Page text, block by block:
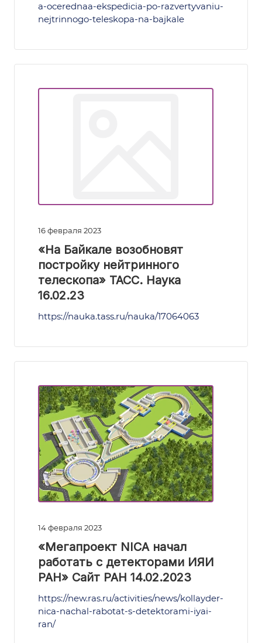
a-ocerednaa-ekspedicia-po-razvertyvaniu-
nejtrinnogo-teleskopa-na-bajkale
16 февраля 2023
«На Байкале возобновят
постройку нейтринного
телескопа» ТАСС. Наука
16.02.23
https://nauka.tass.ru/nauka/17064063
14 февраля 2023
«Мегапроект NICA начал
работать с детекторами ИЯИ
РАН» Сайт РАН 14.02.2023
https://new.ras.ru/activities/news/kollayder-
nica-nachal-rabotat-s-detektorami-iyai-
ran/